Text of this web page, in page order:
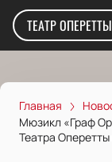
ТЕАТР ОПЕРЕТТЫ
Главная
Мюзикл «Граф
Театра